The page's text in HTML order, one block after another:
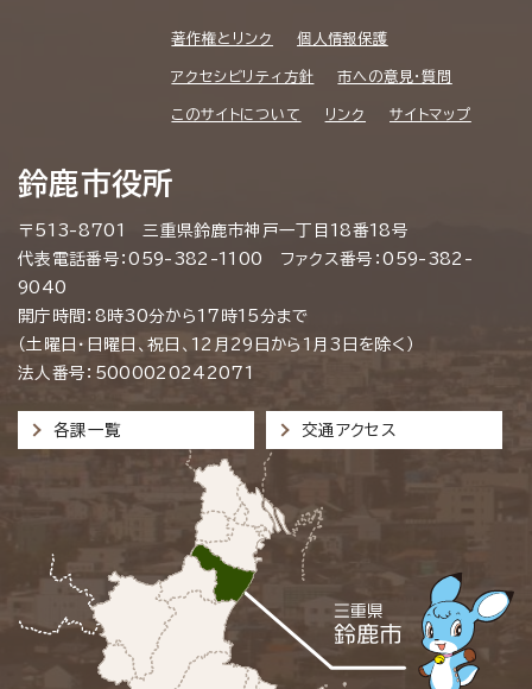
著作権とリンク 個人情報保護
アクセシビリティ方針 市への意見・質問
このサイトについて リンク サイトマップ
鈴鹿市役所
〒513-8701 三重県鈴鹿市神戸一丁目18番18号
代表電話番号：059-382-1100 ファクス番号：059-382-
9040
開庁時間：8時30分から17時15分まで
（土曜日・日曜日、祝日、12月29日から1月3日を除く）
法人番号：5000020242071
各課一覧 交通アクセス